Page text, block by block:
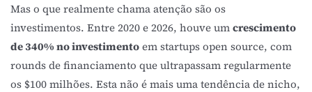
Mas o que realmente chama atenção são os
investimentos. Entre 2020 e 2026, houve umcrescimento
de 340% no investimentoem startups open source, com
rounds de financiamento que ultrapassam regularmente
os $100 milhões. Esta não é mais uma tendência de nicho,